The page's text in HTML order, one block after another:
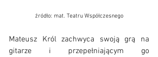
źródło: mat. Teatru Współczesnego
Mateusz Król zachwyca swoją grą na
gitarze i przepełniającym go